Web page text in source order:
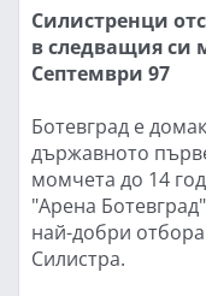
Силистренци
в следващия си
Септември 97
Ботевград е
държавното
момчета до 14
"Арена
най-добри
Силистра.